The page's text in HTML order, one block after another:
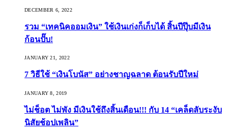
DECEMBER 6, 2022
รวม “เทคนิคออมเงิน” ใช้เงินเก่งก็เก็บได้ สิ้นปีปุ๊บมีเงิน
ก้อนปั๊บ!
JANUARY 21, 2022
7 วิธีใช้ “เงินโบนัส” อย่างชาญฉลาด ต้อนรับปีใหม่
JANUARY 8, 2019
ไม่ช็อต ไม่พัง มีเงินใช้ถึงสิ้นเดือน!!! กับ 14 “เคล็ดลับระงับ
นิสัยช้อปเพลิน”